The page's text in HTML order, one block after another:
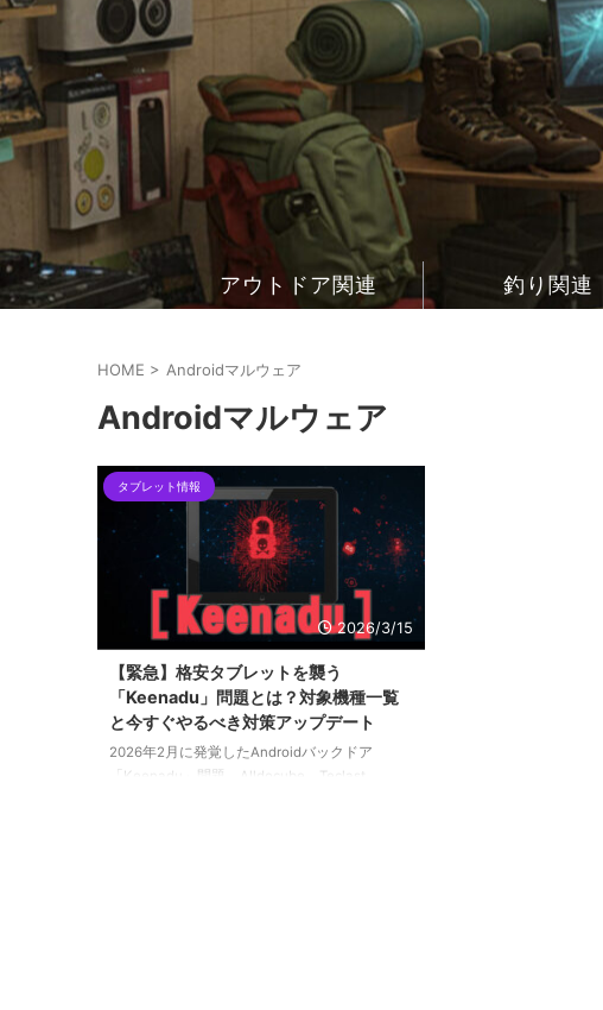
アウトドア関連 釣り関連
HOME > Androidマルウェア
Androidマルウェア
タブレット情報
2026/3/15
【緊急】格安タブレットを襲う
「Keenadu」問題とは？対象機種一覧
と今すぐやるべき対策アップデート
2026年2月に発覚したAndroidバックドア
「Keenadu」問題。Alldocube、Teclast、